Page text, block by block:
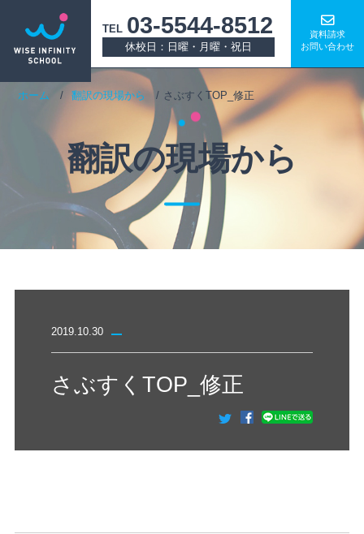
TEL 03-5544-8512
休校日：日曜・月曜・祝日
資料請求
お問い合わせ
ホーム 翻訳の現場から さぶすくTOP_修正
翻訳の現場から
2019.10.30
さぶすくTOP_修正